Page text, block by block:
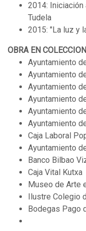
2014: Iniciación
Tudela
2015: "La luz y
OBRA EN
Ayuntamiento
Ayuntamiento
Ayuntamiento
Ayuntamiento
Ayuntamiento
Ayuntamiento
Caja Laboral
Ayuntamiento
Banco Bilbao
Caja Vital Kutxa
Museo de Arte
Ilustre Colegio
Bodegas Pago